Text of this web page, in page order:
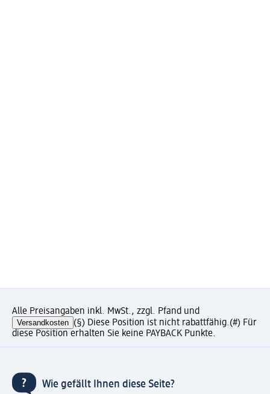
Alle Preisangaben inkl. MwSt., zzgl. Pfand und
Versandkosten (§) Diese Position ist nicht rabattfähig.(#) Für
diese Position erhalten Sie keine PAYBACK Punkte.
Wie gefällt Ihnen diese Seite?